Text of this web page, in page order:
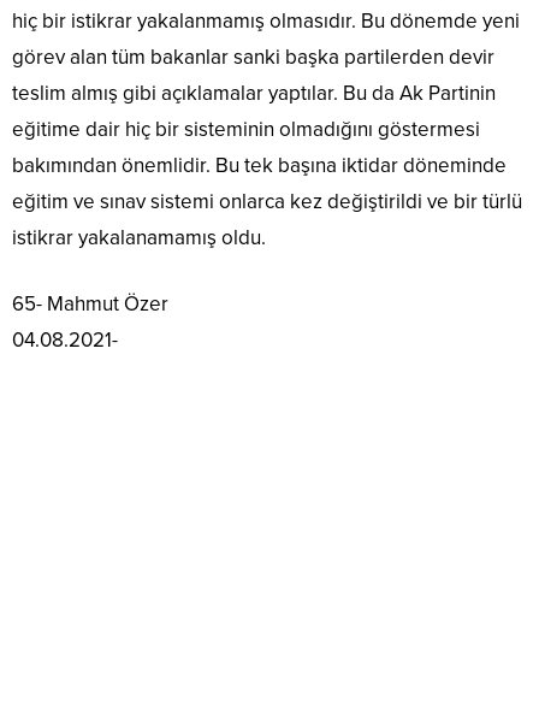
hiç bir istikrar yakalanmamış olmasıdır. Bu dönemde yeni
görev alan tüm bakanlar sanki başka partilerden devir
teslim almış gibi açıklamalar yaptılar. Bu da Ak Partinin
eğitime dair hiç bir sisteminin olmadığını göstermesi
bakımından önemlidir. Bu tek başına iktidar döneminde
eğitim ve sınav sistemi onlarca kez değiştirildi ve bir türlü
istikrar yakalanamamış oldu.
65- Mahmut Özer
04.08.2021-